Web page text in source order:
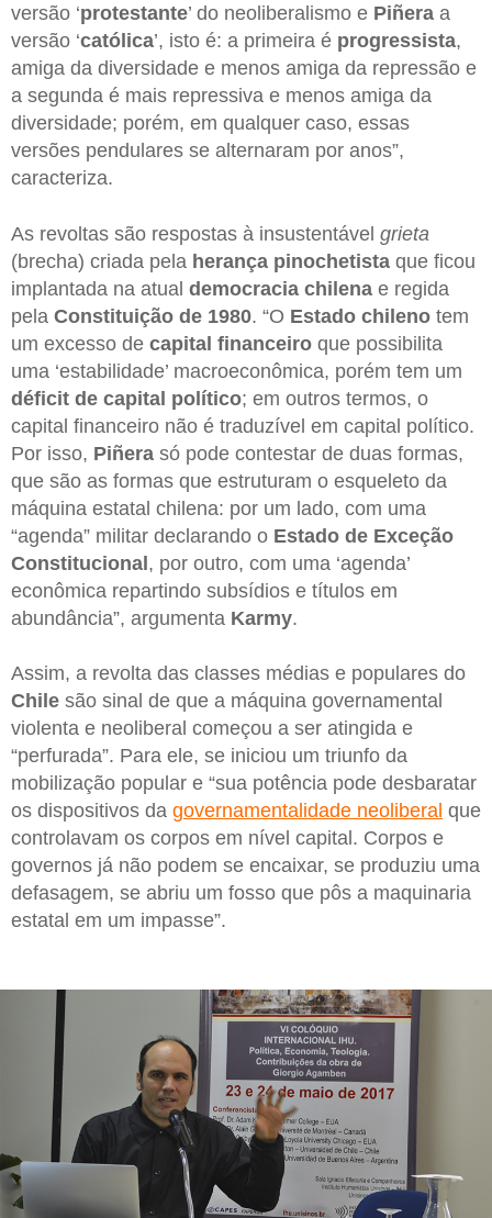
versão ‘protestante’ do neoliberalismo e Piñera a
versão ‘católica’, isto é: a primeira é progressista,
amiga da diversidade e menos amiga da repressão e
a segunda é mais repressiva e menos amiga da
diversidade; porém, em qualquer caso, essas
versões pendulares se alternaram por anos”,
caracteriza.
As revoltas são respostas à insustentável grieta
(brecha) criada pela herança pinochetista que ficou
implantada na atual democracia chilena e regida
pela Constituição de 1980. “O Estado chileno tem
um excesso de capital financeiro que possibilita
uma ‘estabilidade’ macroeconômica, porém tem um
déficit de capital político; em outros termos, o
capital financeiro não é traduzível em capital político.
Por isso, Piñera só pode contestar de duas formas,
que são as formas que estruturam o esqueleto da
máquina estatal chilena: por um lado, com uma
“agenda” militar declarando o Estado de Exceção
Constitucional , por outro, com uma ‘agenda’
econômica repartindo subsídios e títulos em
abundância”, argumenta Karmy.
Assim, a revolta das classes médias e populares do
Chile são sinal de que a máquina governamental
violenta e neoliberal começou a ser atingida e
“perfurada”. Para ele, se iniciou um triunfo da
mobilização popular e “sua potência pode desbaratar
os dispositivos da governamentalidade neoliberal que
controlavam os corpos em nível capital. Corpos e
governos já não podem se encaixar, se produziu uma
defasagem, se abriu um fosso que pôs a maquinaria
estatal em um impasse”.